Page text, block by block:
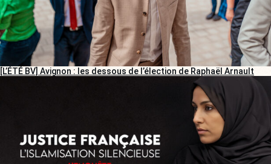
[L’ÉTÉ BV] Avignon : les dessous de l’élection de Raphaël Arnault